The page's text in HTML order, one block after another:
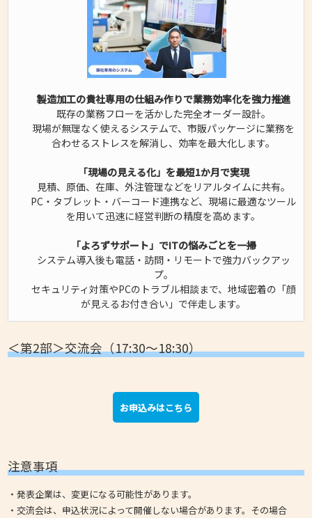
製造加工の貴社専用の仕組み作りで業務効率化を強力推進
既存の業務フローを活かした完全オーダー設計。
現場が無理なく使えるシステムで、市販パッケージに業務を
合わせるストレスを解消し、効率を最大化します。
「現場の見える化」を最短1か月で実現
見積、原価、在庫、外注管理などをリアルタイムに共有。
PC・タブレット・バーコード連携など、現場に最適なツール
を用いて迅速に経営判断の精度を高めます。
「よろずサポート」でITの悩みごとを一掃
システム導入後も電話・訪問・リモートで強力バックアッ
プ。
セキュリティ対策やPCのトラブル相談まで、地域密着の「顔
が見えるお付き合い」で伴走します。
＜第2部＞交流会（17:30～18:30）
お申込みはこちら
注意事項
・発表企業は、変更になる可能性があります。
・交流会は、申込状況によって開催しない場合があります。その場合